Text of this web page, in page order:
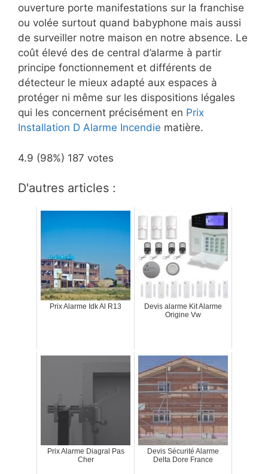
ouverture porte manifestations sur la franchise
ou volée surtout quand babyphone mais aussi
de surveiller notre maison en notre absence. Le
coût élevé des de central d’alarme à partir
principe fonctionnement et différents de
détecteur le mieux adapté aux espaces à
protéger ni même sur les dispositions légales
qui les concernent précisément en Prix
Installation D Alarme Incendie matière.
4.9 (98%) 187 votes
D'autres articles :
Prix Alarme Idk Al R13
Devis alarme Kit Alarme
Origine Vw
Prix Alarme Diagral Pas
Cher
Devis Sécurité Alarme
Delta Dore France